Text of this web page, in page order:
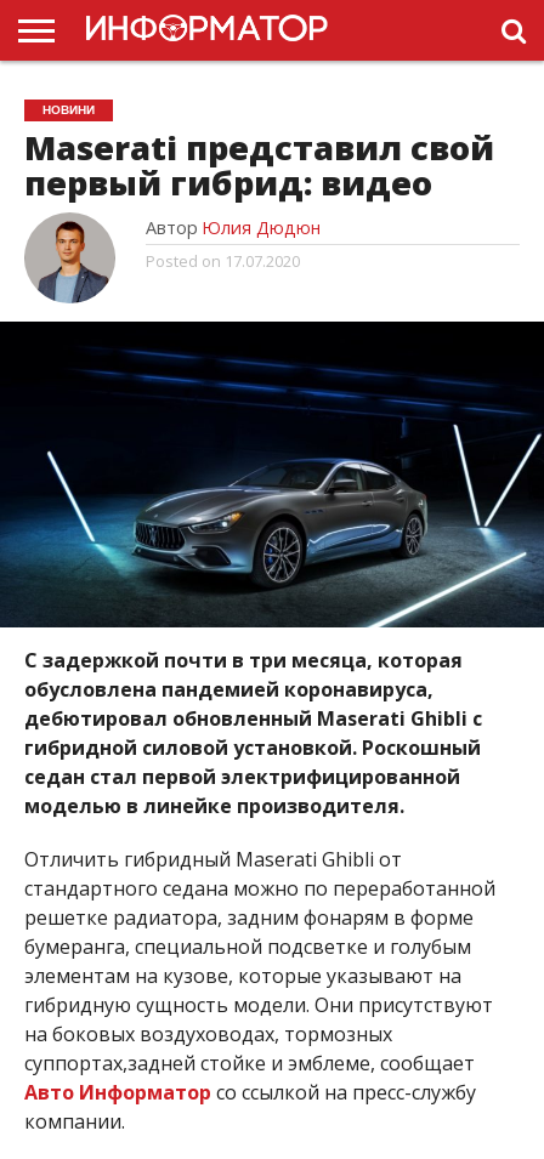
ГОЛОВНА
НОВИНИ
ПДР
УКРАЇНИ
РЕКЛАМА
ПРОЕКТЫ
НОВИНИ
Maserati представил свой
первый гибрид: видео
Автор Юлия Дюдюн
Posted on 17.07.2020
С задержкой почти в три месяца, которая
обусловлена пандемией коронавируса,
дебютировал обновленный Maserati Ghibli с
гибридной силовой установкой. Роскошный
седан стал первой электрифицированной
моделью в линейке производителя.
Отличить гибридный Maserati Ghibli от
стандартного седана можно по переработанной
решетке радиатора, задним фонарям в форме
бумеранга, специальной подсветке и голубым
элементам на кузове, которые указывают на
гибридную сущность модели. Они присутствуют
на боковых воздуховодах, тормозных
суппортах,задней стойке и эмблеме, сообщает
Авто Информатор со ссылкой на пресс-службу
компании.